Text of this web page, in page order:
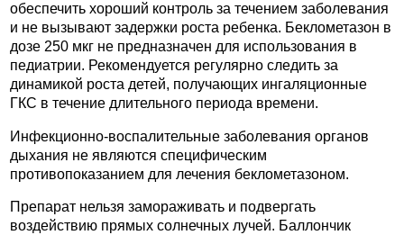
обеспечить хороший контроль за течением заболевания
и не вызывают задержки роста ребенка. Беклометазон в
дозе 250 мкг не предназначен для использования в
педиатрии. Рекомендуется регулярно следить за
динамикой роста детей, получающих ингаляционные
ГКС в течение длительного периода времени.
Инфекционно-воспалительные заболевания органов
дыхания не являются специфическим
противопоказанием для лечения беклометазоном.
Препарат нельзя замораживать и подвергать
воздействию прямых солнечных лучей. Баллончик